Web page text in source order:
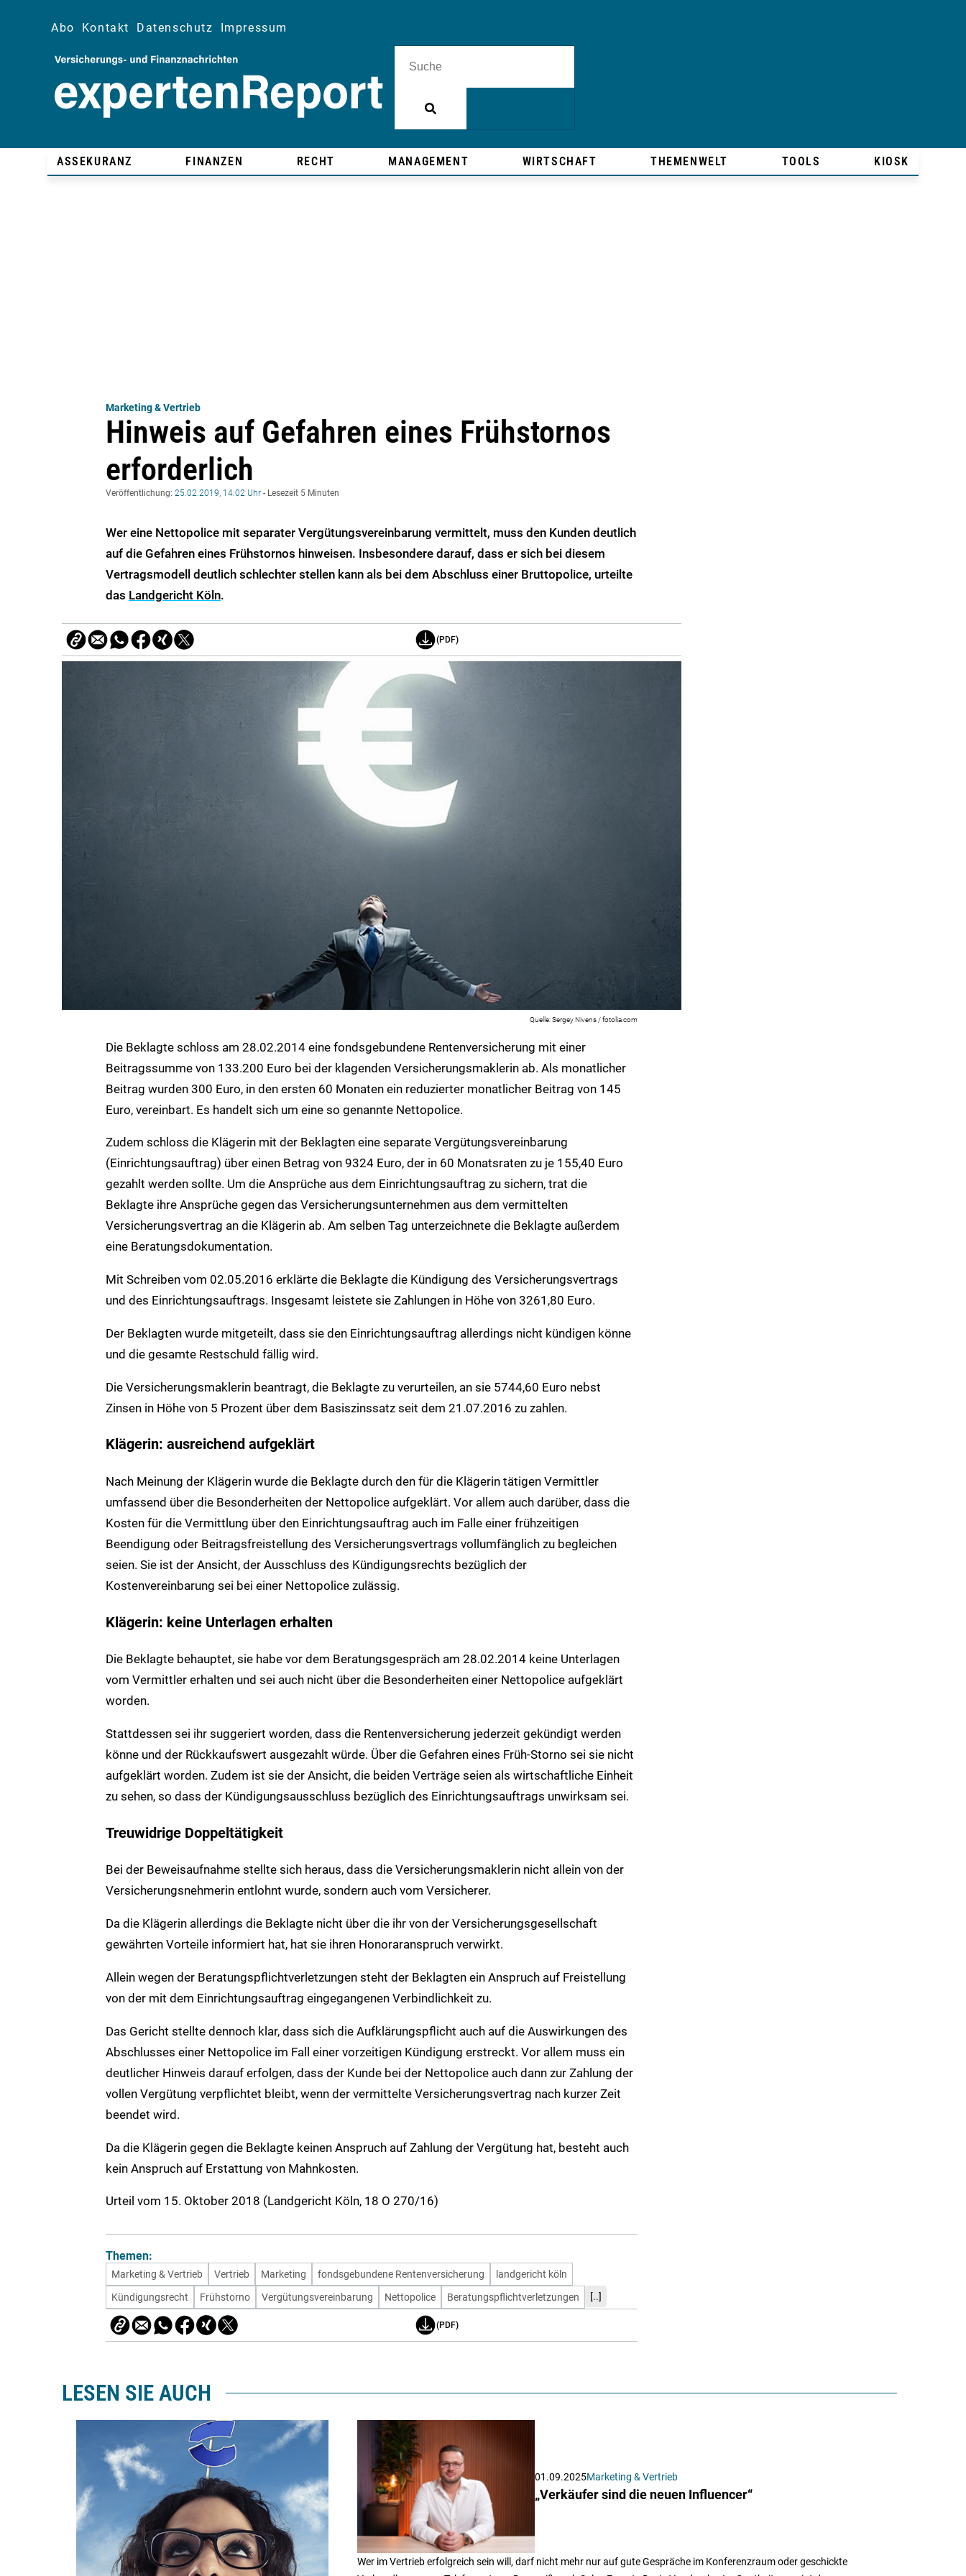
Abo Kontakt Datenschutz Impressum
ASSEKURANZ FINANZEN RECHT MANAGEMENT WIRTSCHAFT THEMENWELT TOOLS KIOSK
Marketing & Vertrieb
Hinweis auf Gefahren eines Frühstornos
erforderlich
Veröffentlichung: 25.02.2019, 14:02 Uhr - Lesezeit 5 Minuten
Wer eine Nettopolice mit separater Vergütungsvereinbarung vermittelt, muss den Kunden deutlich
auf die Gefahren eines Frühstornos hinweisen. Insbesondere darauf, dass er sich bei diesem
Vertragsmodell deutlich schlechter stellen kann als bei dem Abschluss einer Bruttopolice, urteilte
das Landgericht Köln.
(PDF)
Sergey Nivens / fotolia.com
Die Beklagte schloss am 28.02.2014 eine fondsgebundene Rentenversicherung mit einer
Beitragssumme von 133.200 Euro bei der klagenden Versicherungsmaklerin ab. Als monatlicher
Beitrag wurden 300 Euro, in den ersten 60 Monaten ein reduzierter monatlicher Beitrag von 145
Euro, vereinbart. Es handelt sich um eine so genannte Nettopolice.
Zudem schloss die Klägerin mit der Beklagten eine separate Vergütungsvereinbarung
(Einrichtungsauftrag) über einen Betrag von 9324 Euro, der in 60 Monatsraten zu je 155,40 Euro
gezahlt werden sollte. Um die Ansprüche aus dem Einrichtungsauftrag zu sichern, trat die
Beklagte ihre Ansprüche gegen das Versicherungsunternehmen aus dem vermittelten
Versicherungsvertrag an die Klägerin ab. Am selben Tag unterzeichnete die Beklagte außerdem
eine Beratungsdokumentation.
Mit Schreiben vom 02.05.2016 erklärte die Beklagte die Kündigung des Versicherungsvertrags
und des Einrichtungsauftrags. Insgesamt leistete sie Zahlungen in Höhe von 3261,80 Euro.
Der Beklagten wurde mitgeteilt, dass sie den Einrichtungsauftrag allerdings nicht kündigen könne
und die gesamte Restschuld fällig wird.
Die Versicherungsmaklerin beantragt, die Beklagte zu verurteilen, an sie 5744,60 Euro nebst
Zinsen in Höhe von 5 Prozent über dem Basiszinssatz seit dem 21.07.2016 zu zahlen.
Klägerin: ausreichend aufgeklärt
Nach Meinung der Klägerin wurde die Beklagte durch den für die Klägerin tätigen Vermittler
umfassend über die Besonderheiten der Nettopolice aufgeklärt. Vor allem auch darüber, dass die
Kosten für die Vermittlung über den Einrichtungsauftrag auch im Falle einer frühzeitigen
Beendigung oder Beitragsfreistellung des Versicherungsvertrags vollumfänglich zu begleichen
seien. Sie ist der Ansicht, der Ausschluss des Kündigungsrechts bezüglich der
Kostenvereinbarung sei bei einer Nettopolice zulässig.
Klägerin: keine Unterlagen erhalten
Die Beklagte behauptet, sie habe vor dem Beratungsgespräch am 28.02.2014 keine Unterlagen
vom Vermittler erhalten und sei auch nicht über die Besonderheiten einer Nettopolice aufgeklärt
worden.
Stattdessen sei ihr suggeriert worden, dass die Rentenversicherung jederzeit gekündigt werden
könne und der Rückkaufswert ausgezahlt würde. Über die Gefahren eines Früh-Storno sei sie nicht
aufgeklärt worden. Zudem ist sie der Ansicht, die beiden Verträge seien als wirtschaftliche Einheit
zu sehen, so dass der Kündigungsausschluss bezüglich des Einrichtungsauftrags unwirksam sei.
Treuwidrige Doppeltätigkeit
Bei der Beweisaufnahme stellte sich heraus, dass die Versicherungsmaklerin nicht allein von der
Versicherungsnehmerin entlohnt wurde, sondern auch vom Versicherer.
Da die Klägerin allerdings die Beklagte nicht über die ihr von der Versicherungsgesellschaft
gewährten Vorteile informiert hat, hat sie ihren Honoraranspruch verwirkt.
Allein wegen der Beratungspflichtverletzungen steht der Beklagten ein Anspruch auf Freistellung
von der mit dem Einrichtungsauftrag eingegangenen Verbindlichkeit zu.
Das Gericht stellte dennoch klar, dass sich die Aufklärungspflicht auch auf die Auswirkungen des
Abschlusses einer Nettopolice im Fall einer vorzeitigen Kündigung erstreckt. Vor allem muss ein
deutlicher Hinweis darauf erfolgen, dass der Kunde bei der Nettopolice auch dann zur Zahlung der
vollen Vergütung verpflichtet bleibt, wenn der vermittelte Versicherungsvertrag nach kurzer Zeit
beendet wird.
Da die Klägerin gegen die Beklagte keinen Anspruch auf Zahlung der Vergütung hat, besteht auch
kein Anspruch auf Erstattung von Mahnkosten.
Urteil vom 15. Oktober 2018 (Landgericht Köln, 18 O 270/16)
Themen:
Marketing & Vertrieb Vertrieb Marketing fondsgebundene Rentenversicherung
landgericht köln
Kündigungsrecht
Frühstorno Vergütungsvereinbarung Nettopolice Beratungspflichtverletzungen [..]
(PDF)
LESEN SIE AUCH
01.09.2025Marketing & Vertrieb
„Verkäufer sind die neuen Influencer“
Wer im Vertrieb erfolgreich sein will, darf nicht mehr nur auf gute Gespräche im Konferenzraum oder geschickte